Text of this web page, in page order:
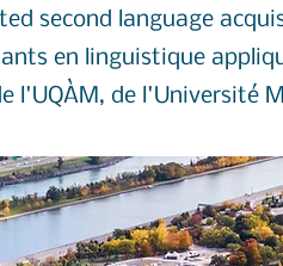
second language
en linguistique
l'UQÀM, de l'Université